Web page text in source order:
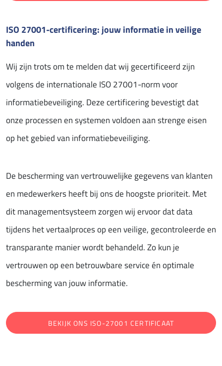
ISO 27001-certificering: jouw informatie in veilige
handen
Wij zijn trots om te melden dat wij gecertificeerd zijn
volgens de internationale ISO 27001-norm voor
informatiebeveiliging. Deze certificering bevestigt dat
onze processen en systemen voldoen aan strenge eisen
op het gebied van informatiebeveiliging.
De bescherming van vertrouwelijke gegevens van klanten
en medewerkers heeft bij ons de hoogste prioriteit. Met
dit managementsysteem zorgen wij ervoor dat data
tijdens het vertaalproces op een veilige, gecontroleerde en
transparante manier wordt behandeld. Zo kun je
vertrouwen op een betrouwbare service én optimale
bescherming van jouw informatie.
BEKIJK ONS ISO-27001 CERTIFICAAT